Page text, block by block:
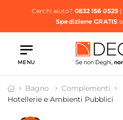
Cerchi aiuto? 0832 156 0529|
Spedizione GRATIS
MENU
Bagno
Complementi
Hotellerie e Ambienti Pubblici